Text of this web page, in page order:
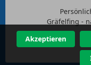
Gräfelfing -
Akzeptieren